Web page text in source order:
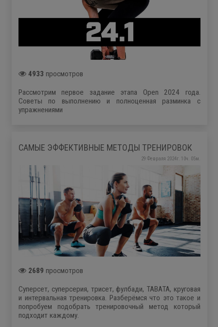
4933 просмотров
Рассмотрим первое задание этапа Open 2024 года.
Советы по выполнению и полноценная разминка с
упражнениями
САМЫЕ ЭФФЕКТИВНЫЕ МЕТОДЫ ТРЕНИРОВОК
29 Февраля 2024г. 10ч. 05м.
2689 просмотров
Суперсет, суперсерия, трисет, фулбади, ТАВАТА, круговая
и интервальная тренировка. Разберёмся что это такое и
попробуем подобрать тренировочный метод который
подходит каждому.